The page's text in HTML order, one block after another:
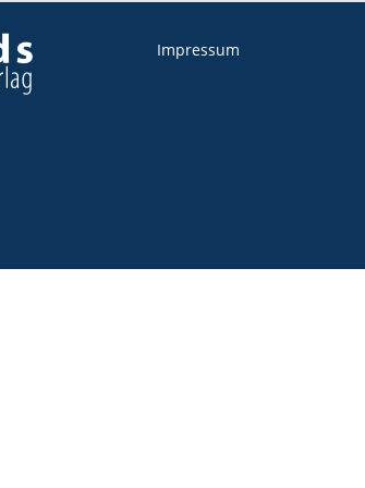
Impressum